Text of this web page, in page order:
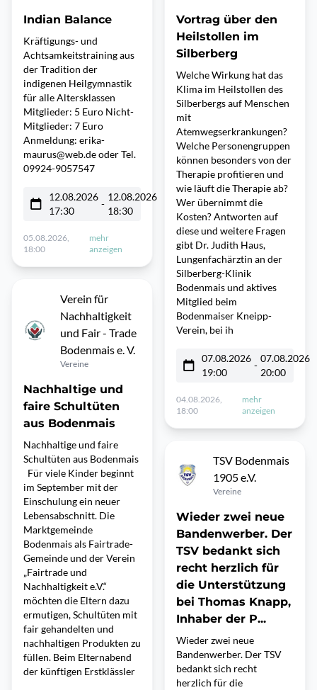
Indian Balance
Kräftigungs- und
Achtsamkeitstraining aus
der Tradition der
indigenen Heilgymnastik
für alle Altersklassen
Mitglieder: 5 Euro Nicht-
Mitglieder: 7 Euro
Anmeldung: erika-
maurus@web.de oder Tel.
09924-9057547
12.08.2026
17:30
-
12.08.2026
18:30
05.08.2026,
18:00
mehr
anzeigen
Verein für
Nachhaltigkeit
und Fair - Trade
Bodenmais e. V.
Vereine
Nachhaltige und
faire Schultüten
aus Bodenmais
Nachhaltige und faire
Schultüten aus Bodenmais
Für viele Kinder beginnt
im September mit der
Einschulung ein neuer
Lebensabschnitt. Die
Marktgemeinde
Bodenmais als Fairtrade-
Gemeinde und der Verein
„Fairtrade und
Nachhaltigkeit e.V.“
möchten die Eltern dazu
ermutigen, Schultüten mit
fair gehandelten und
nachhaltigen Produkten zu
füllen. Beim Elternabend
der künftigen Erstklässler
Vortrag über den
Heilstollen im
Silberberg
Welche Wirkung hat das
Klima im Heilstollen des
Silberbergs auf Menschen
mit
Atemwegserkrankungen?
Welche Personengruppen
können besonders von der
Therapie profitieren und
wie läuft die Therapie ab?
Wer übernimmt die
Kosten? Antworten auf
diese und weitere Fragen
gibt Dr. Judith Haus,
Lungenfachärztin an der
Silberberg-Klinik
Bodenmais und aktives
Mitglied beim
Bodenmaiser Kneipp-
Verein, bei ih
07.08.2026
19:00
-
07.08.2026
20:00
04.08.2026,
18:00
mehr
anzeigen
TSV Bodenmais
1905 e.V.
Vereine
Wieder zwei neue
Bandenwerber. Der
TSV bedankt sich
recht herzlich für
die Unterstützung
bei Thomas Knapp,
Inhaber der P...
Wieder zwei neue
Bandenwerber. Der TSV
bedankt sich recht
herzlich für die